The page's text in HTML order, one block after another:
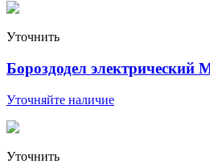
Уточнить
Бороздодел электрический
Уточняйте наличие
Уточнить